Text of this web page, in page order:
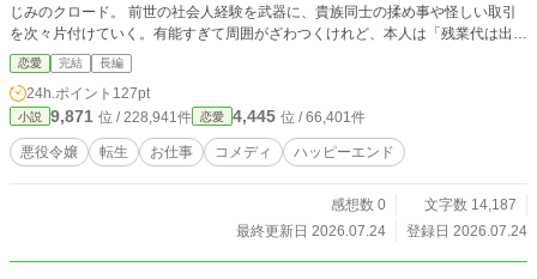
じみのクロード。 前世の社会人経験を武器に、貴族同士の揉め事や怪しい取引
を次々片付けていく。有能すぎて周囲がざわつくけれど、本人は「残業代は出る
のかしら」と内心ぼやいている。 順調に見えた矢先、新たな陰謀の影がアルデ
ィアに迫る。今度の黒幕はアルヴィンの過去に繋がっていて——。 悪役令嬢、
辞表を出すか出さないかで揺れながら、今日も王城で働きます。 ※本作は『小
説家になろう』『カクヨム』にも掲載しています。
恋愛 完結 長編
24h.ポイント 127pt
小説 9,871 位 / 228,941件 恋愛 4,445 位 / 66,401件
悪役令嬢 転生 お仕事 コメディ ハッピーエンド
感想数 0
文字数 14,187
最終更新日 2026.07.24
登録日 2026.07.24